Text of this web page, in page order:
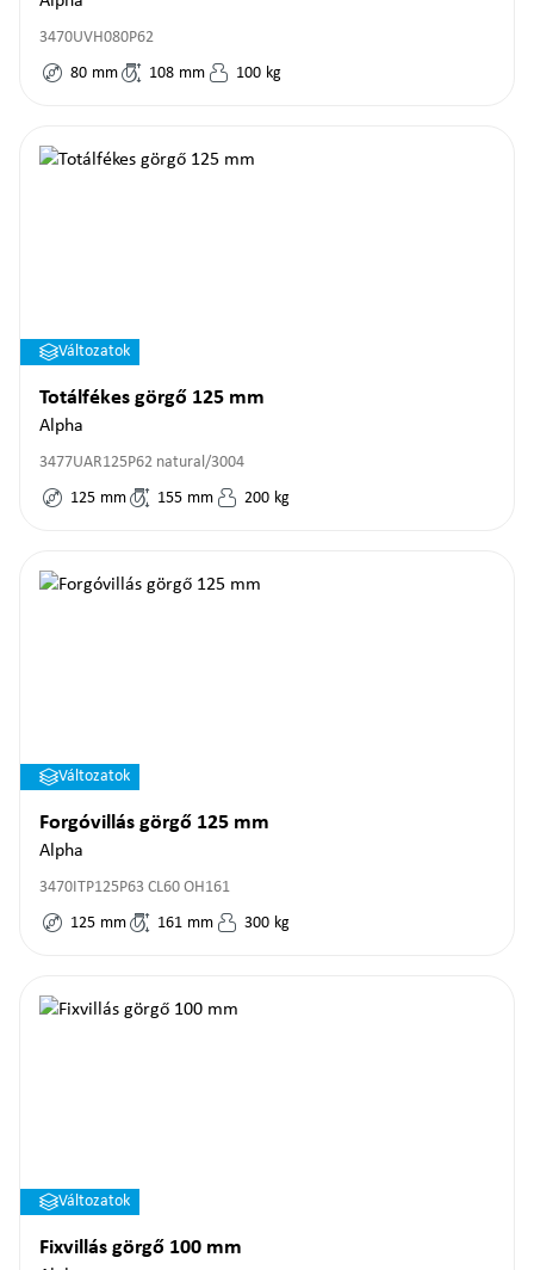
3470UVH080P62
80 mm 108 mm 100 kg
Változatok
Totálfékes görgő 125 mm
Alpha
3477UAR125P62 natural/3004
125 mm 155 mm 200 kg
Változatok
Forgóvillás görgő 125 mm
Alpha
3470ITP125P63 CL60 OH161
125 mm 161 mm 300 kg
Változatok
Fixvillás görgő 100 mm